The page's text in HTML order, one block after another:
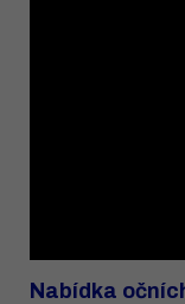
Nabídka